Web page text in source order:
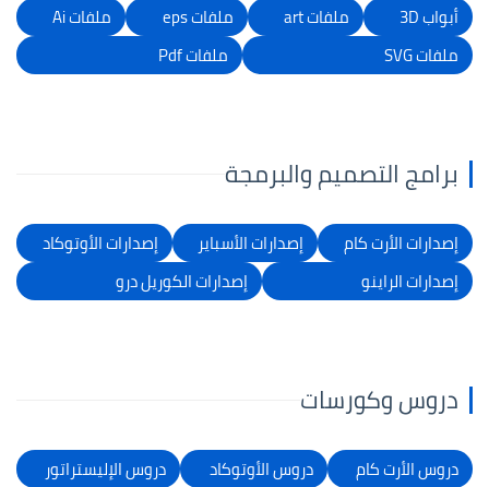
أبواب 3D
ملفات art ملفات eps
ملفات Ai
ملفات SVG
ملفات Pdf
برامج التصميم والبرمجة
إصدارات الأرت كام إصدارات الأسباير
إصدارات الأوتوكاد
إصدارات الراينو
إصدارات الكوريل درو
دروس وكورسات
دروس الأرت كام دروس الأوتوكاد
دروس الإليستراتور